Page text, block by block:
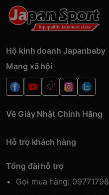
Hộ kinh doanh Japanbaby
Mạng xã hội
Về Giày Nhật Chính Hãng
Hỗ trợ khách hàng
Tổng đài hỗ trợ
Gọi mua hàng: